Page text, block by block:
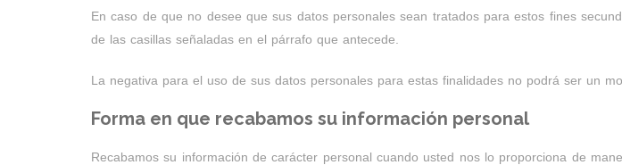
En caso de que no desee que sus datos personales sean tratados para estos fines
de las casillas señaladas en el párrafo que antecede.
La negativa para el uso de sus datos personales para estas finalidades no podrá ser un
Forma en que recabamos su información personal
Recabamos su información de carácter personal cuando usted nos lo proporciona de